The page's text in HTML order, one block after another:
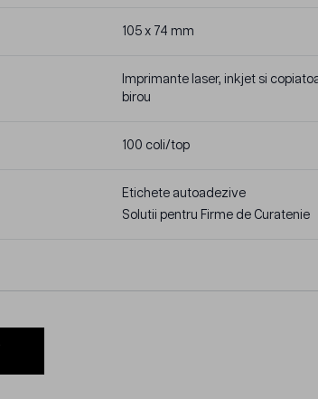
105 x 74 mm
Imprimante laser, inkjet si
birou
100 coli/top
Etichete autoadezive
Solutii pentru Firme de Curatenie